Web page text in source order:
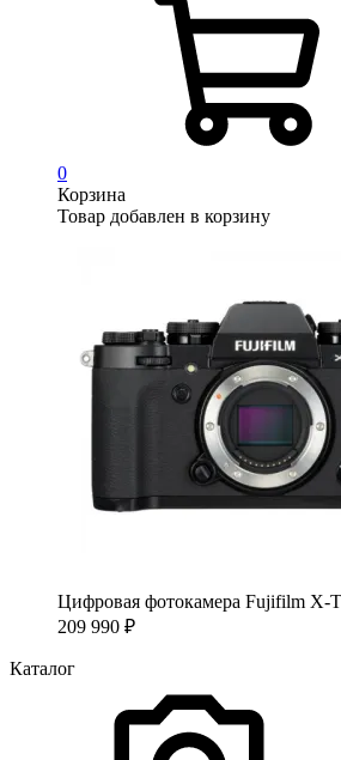
0
Корзина
Товар добавлен в корзину
Цифровая фотокамера Fujifilm X-
209 990 ₽
Каталог